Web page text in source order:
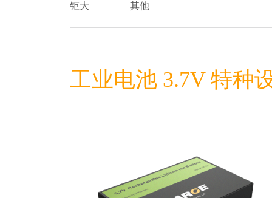
钜大
其他
工业电池 3.7V 特种